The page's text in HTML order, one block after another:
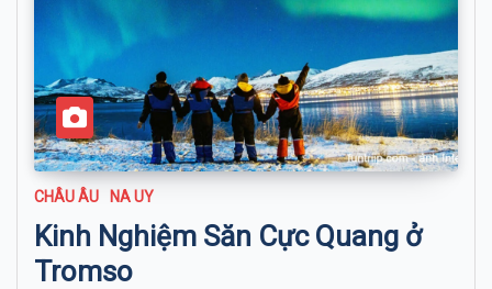
CHÂU ÂU NA UY
Kinh Nghiệm Săn Cực Quang ở
Tromso